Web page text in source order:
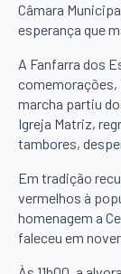
Câmara
esperança que
A Fanfarra dos
comemorações,
marcha partiu
Igreja Matriz,
tambores,
Em tradição
vermelhos à
homenagem a
faleceu em